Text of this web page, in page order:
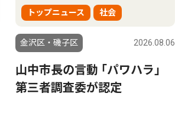
トップニュース 社会
金沢区・磯子区 2026.08.06
山中市長の言動 ｢パワハラ｣
第三者調査委が認定